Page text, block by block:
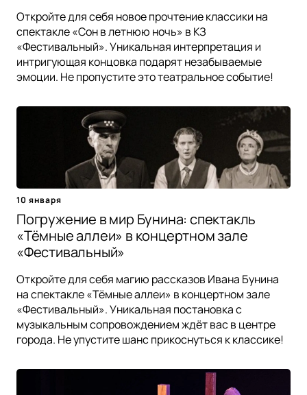
Откройте для себя новое прочтение классики на
спектакле «Сон в летнюю ночь» в КЗ
«Фестивальный». Уникальная интерпретация и
интригующая концовка подарят незабываемые
эмоции. Не пропустите это театральное событие!
10 января
Погружение в мир Бунина: спектакль
«Тёмные аллеи» в концертном зале
«Фестивальный»
Откройте для себя магию рассказов Ивана Бунина
на спектакле «Тёмные аллеи» в концертном зале
«Фестивальный». Уникальная постановка с
музыкальным сопровождением ждёт вас в центре
города. Не упустите шанс прикоснуться к классике!